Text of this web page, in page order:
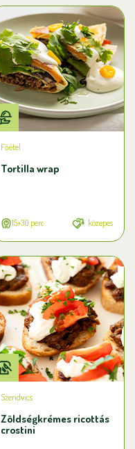
Főétel
Tortilla wrap
15+30 perc közepes
Szendvics
Zöldségkrémes ricottás
crostini